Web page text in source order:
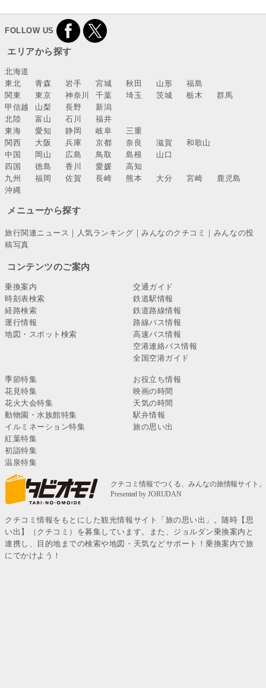
FOLLOW US
エリアから探す
北海道
東北
青森 岩手 宮城 秋田 山形
福島
関東
東京 神奈川 千葉 埼玉 茨城 栃木
群馬
甲信越
山梨 長野
新潟
北陸
富山 石川
福井
東海
愛知 静岡 岐阜
三重
関西
大阪 兵庫 京都 奈良 滋賀
和歌山
中国
岡山 広島 鳥取 島根
山口
四国
徳島 香川 愛媛
高知
九州
福岡 佐賀 長崎 熊本 大分 宮崎
鹿児島
沖縄
メニューから探す
旅行関連ニュース ｜ 人気ランキング ｜みんなのクチコミ ｜ みんなの投
稿写真
コンテンツのご案内
乗換案内
時刻表検索
経路検索
運行情報
地図・スポット検索
交通ガイド
鉄道駅情報
鉄道路線情報
路線バス情報
高速バス情報
空港連絡バス情報
全国空港ガイド
季節特集
花見特集
花火大会特集
動物園・水族館特集
イルミネーション特集
紅葉特集
初詣特集
温泉特集
お役立ち情報
映画の時間
天気の時間
駅弁情報
旅の思い出
クチコミ情報をもとにした観光情報サイト「旅の思い出」。随時【思
い出】（クチコミ）を募集しています。また、ジョルダン乗換案内と
連携し、目的地までの検索や地図・天気などサポート！乗換案内で旅
にでかけよう！